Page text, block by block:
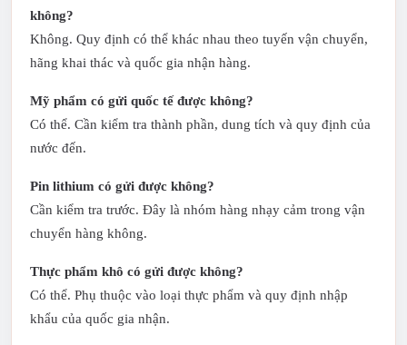
không?
Không. Quy định có thể khác nhau theo tuyến vận chuyển,
hãng khai thác và quốc gia nhận hàng.
Mỹ phẩm có gửi quốc tế được không?
Có thể. Cần kiểm tra thành phần, dung tích và quy định của
nước đến.
Pin lithium có gửi được không?
Cần kiểm tra trước. Đây là nhóm hàng nhạy cảm trong vận
chuyển hàng không.
Thực phẩm khô có gửi được không?
Có thể. Phụ thuộc vào loại thực phẩm và quy định nhập
khẩu của quốc gia nhận.